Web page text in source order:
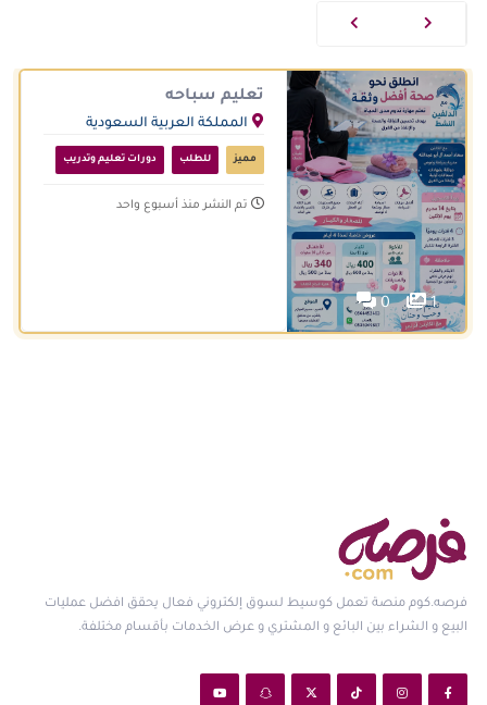
1
0
تعليم سباحه
المملكة العربية السعودية
مميز للطلب دورات تعليم وتدريب
تم النشر منذ أسبوع واحد
فرصه.كوم منصة تعمل كوسيط لسوق إلكتروني فعال يحقق افضل عمليات
البيع و الشراء بين البائع و المشتري و عرض الخدمات بأقسام مختلفة.